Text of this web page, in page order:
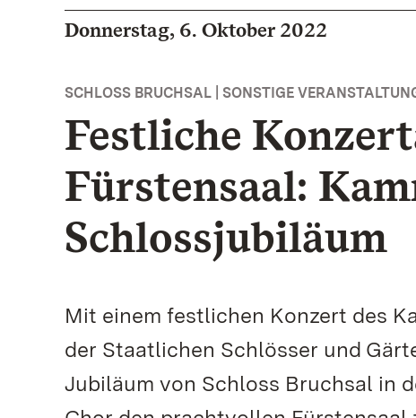
Donnerstag, 6. Oktober 2022
SCHLOSS BRUCHSAL | SONSTIGE
Festliche
Fürstensaal:
Schlossjubiläum
Mit einem festlichen Konzert des
der Staatlichen Schlösser und
Jubiläum von Schloss Bruchsal in